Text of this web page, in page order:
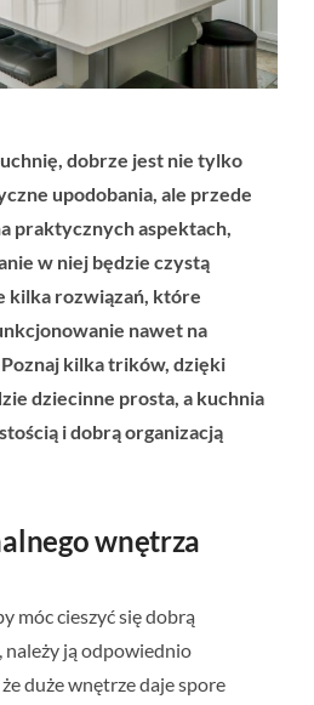
dobrze jest nie tylko
upodobania, ale przede
praktycznych aspektach,
w niej będzie czystą
kilka rozwiązań, które
nawet na
kilka trików, dzięki
dziecinne prosta, a kuchnia
i dobrą organizacją
wnętrza
móc cieszyć się dobrą
należy ją odpowiednio
duże wnętrze daje spore